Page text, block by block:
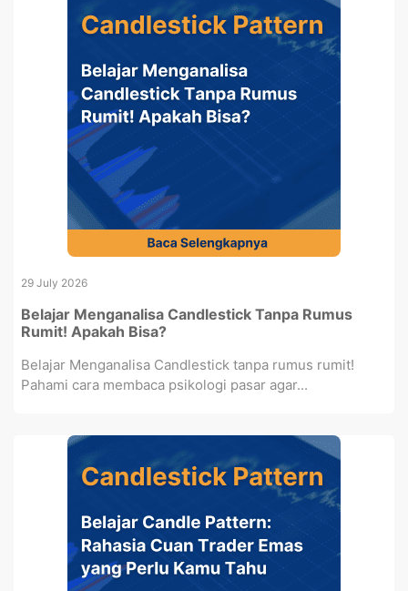
29 July 2026
Belajar Menganalisa Candlestick Tanpa Rumus
Rumit! Apakah Bisa?
Belajar Menganalisa Candlestick tanpa rumus rumit!
Pahami cara membaca psikologi pasar agar...